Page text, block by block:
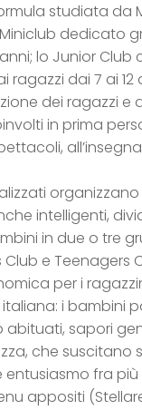
studiata da
dedicato
lo Junior Club
dai 7 ai 12
dei ragazzi e
in prima
intelligenti,
in due o tre
Club e Teenagers
per i
i bambini
sapori
che suscitano
fra più
appositi